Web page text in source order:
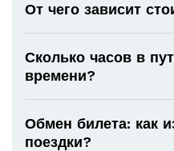
От чего зависит
Сколько часов в
времени?
Обмен билета: как
поездки?